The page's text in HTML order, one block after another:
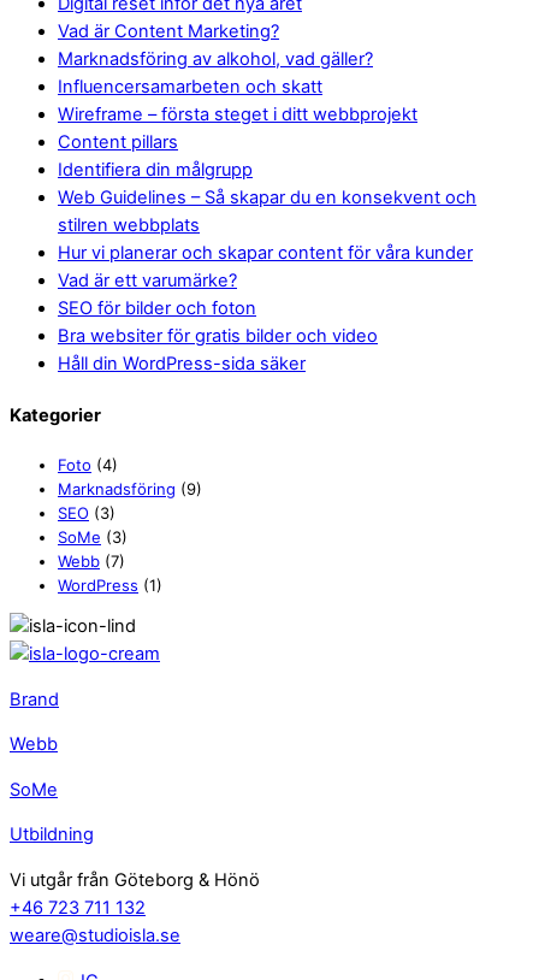
Vad är Content Marketing?
Marknadsföring av alkohol, vad gäller?
Influencersamarbeten och skatt
Wireframe – första steget i ditt webbprojekt
Content pillars
Identifiera din målgrupp
Web Guidelines – Så skapar du en konsekvent och
stilren webbplats
Hur vi planerar och skapar content för våra kunder
Vad är ett varumärke?
SEO för bilder och foton
Bra websiter för gratis bilder och video
Håll din WordPress-sida säker
Kategorier
Foto (4)
Marknadsföring (9)
SEO (3)
SoMe (3)
Webb (7)
WordPress (1)
Brand
Webb
SoMe
Utbildning
Vi utgår från Göteborg & Hönö
+46 723 711 132
weare@studioisla.se